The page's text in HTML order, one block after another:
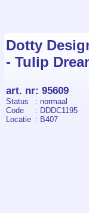
Deze maand met gratis:
BBSC10105 - HJ24501 -
Berries Beauties -
Bluebird Whispers
DDDC1197 - Dotty
Diamond Cards - Santa
Claus
Dotty
- Tulip
art. nr: 95609
Status
: normaal
Code
: DDDC1195
Locatie : B407